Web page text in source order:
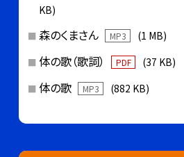
KB)
森のくまさん MP3 (1 MB)
体の歌（歌詞） PDF (37 KB)
体の歌 MP3 (882 KB)